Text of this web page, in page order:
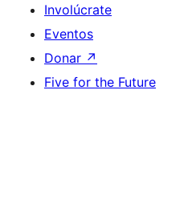
Involúcrate
Eventos
Donar ↗
Five for the Future